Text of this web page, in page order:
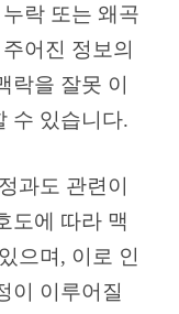
락 또는 왜곡
어진 정보의
락을 잘못 이
수 있습니다.
과도 관련이
도에 따라 맥
으며, 이로 인
이 이루어질